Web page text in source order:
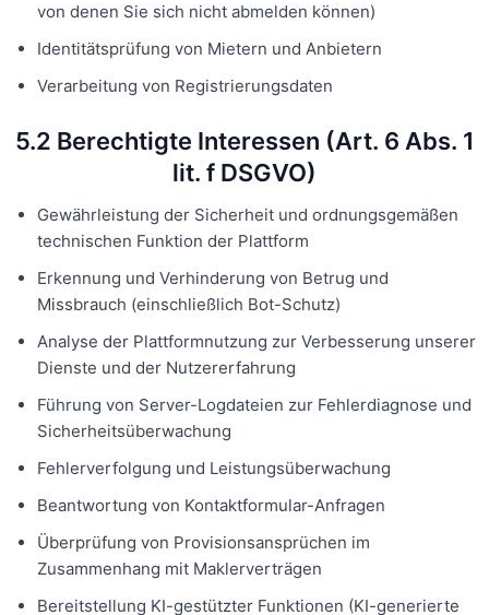
von denen Sie sich nicht abmelden können)
Identitätsprüfung von Mietern und Anbietern
Verarbeitung von Registrierungsdaten
5.2 Berechtigte Interessen (Art. 6 Abs. 1
lit. f DSGVO)
Gewährleistung der Sicherheit und ordnungsgemäßen
technischen Funktion der Plattform
Erkennung und Verhinderung von Betrug und
Missbrauch (einschließlich Bot-Schutz)
Analyse der Plattformnutzung zur Verbesserung unserer
Dienste und der Nutzererfahrung
Führung von Server-Logdateien zur Fehlerdiagnose und
Sicherheitsüberwachung
Fehlerverfolgung und Leistungsüberwachung
Beantwortung von Kontaktformular-Anfragen
Überprüfung von Provisionsansprüchen im
Zusammenhang mit Maklerverträgen
Bereitstellung KI-gestützter Funktionen (KI-generierte